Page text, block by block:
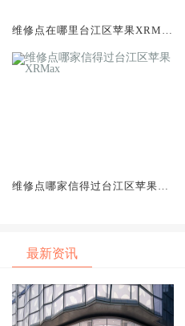
维修点在哪里台江区苹果XRMa
维修点哪家信得过台江区苹果X
最新资讯